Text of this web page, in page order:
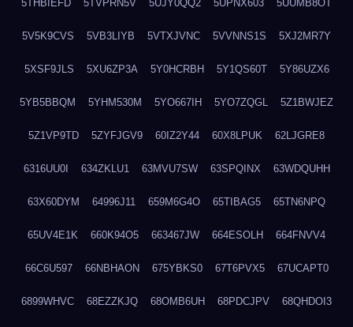
5THBIEFD 5TVPRN5V 5UJY0QQ2 5UPNX603 5UUMB8OT
5V5K9CVS 5VB3LIYB 5VTXJVNC 5VVNNS1S 5XJ2MR7Y
5XSF9JLS 5XU6ZP3A 5Y0HCRBH 5Y1QS60T 5Y86UZX6
5YB5BBQM 5YHM530M 5YO667IH 5YO7ZQGL 5Z1BWJEZ
5Z1VP9TD 5ZYFJGV9 60IZ2Y44 60X8LPUK 62LJGRE8
6316UU0I 634ZKLU1 63MVU7SW 63SPQINX 63WDQUHH
63X60DYM 64996J11 659M6G4O 65TIBAG5 65TN6NPQ
65UV4E1K 660K94O5 663467JW 664ESOLH 664FNVV4
66C6U597 66NBHAON 675YBKS0 67T6PVX5 67UCAPT0
6899WHVC 68EZZKJQ 68OMB6UH 68PDCJPV 68QHDOI3